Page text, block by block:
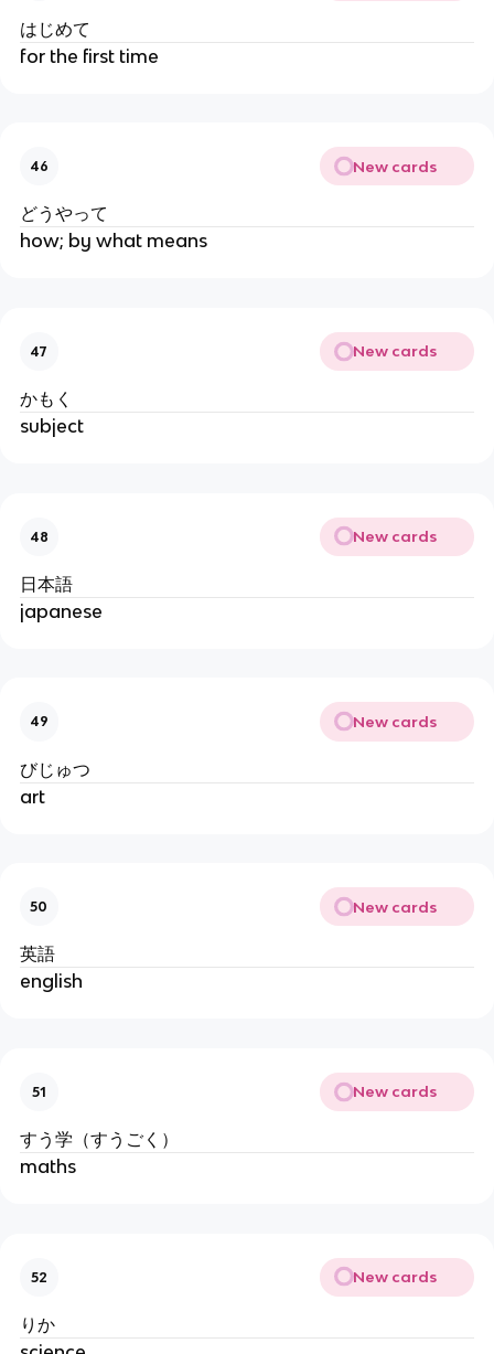
はじめて
for the first time
46 New cards
どうやって
how; by what means
47 New cards
かもく
subject
48 New cards
日本語
japanese
49 New cards
びじゅつ
art
50 New cards
英語
english
51 New cards
すう学（すうごく）
maths
52 New cards
りか